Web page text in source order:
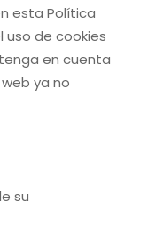
esta Política
uso de cookies
en cuenta
ya no
su